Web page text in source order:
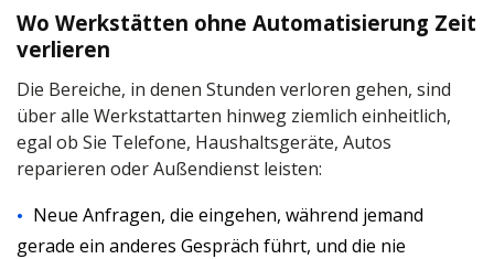
Wo Werkstätten ohne Automatisierung Zeit
verlieren
Die Bereiche, in denen Stunden verloren gehen, sind
über alle Werkstattarten hinweg ziemlich einheitlich,
egal ob Sie Telefone, Haushaltsgeräte, Autos
reparieren oder Außendienst leisten:
Neue Anfragen, die eingehen, während jemand
gerade ein anderes Gespräch führt, und die nie